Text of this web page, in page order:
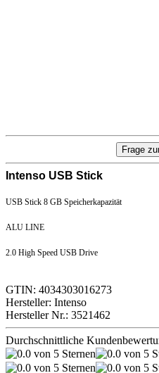
Intenso USB Stick
USB Stick 8 GB Speicherkapazität
ALU LINE
2.0 High Speed USB Drive
GTIN: 4034303016273
Hersteller: Intenso
Hersteller Nr.: 3521462
Durchschnittliche